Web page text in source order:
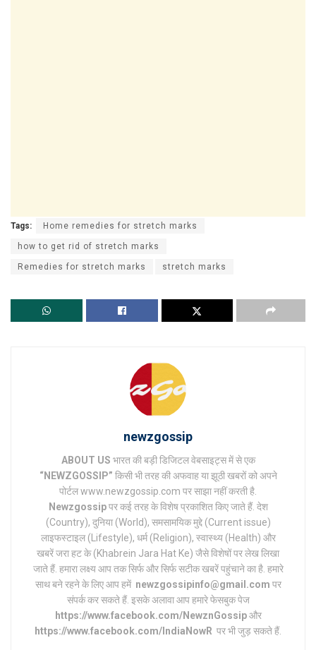
Tags: Home remedies for stretch marks
how to get rid of stretch marks
Remedies for stretch marks stretch marks
newzgossip
ABOUT US भारत की बड़ी डिजिटल वेबसाइट्स में से एक
“NEWZGOSSIP” किसी भी तरह की अफवाह या झूठी खबरों को अपने
पोर्टल www.newzgossip.com पर साझा नहीं करती है.
Newzgossipपर कई तरह के विशेष प्रकाशित किए जाते हैं. देश
(Country), दुनिया (World), समसामयिक मुद्दे (Current issue)
लाइफस्टाइल (Lifestyle), धर्म (Religion), स्वास्थ्य (Health) और
खबरें जरा हट के (Khabrein Jara Hat Ke) जैसे विशेषों पर लेख लिखा
जाते हैं. हमारा लक्ष्य आप तक सिर्फ और सिर्फ सटीक खबरें पहुंचाने का है. हमारे
साथ बने रहने के लिए आप हमें newzgossipinfo@gmail.com पर
संपर्क कर सकते हैं. इसके अलावा आप हमारे फेसबुक पेज
https://www.facebook.com/NewznGossipऔर
https://www.facebook.com/IndiaNowR पर भी जुड़ सकते हैं.